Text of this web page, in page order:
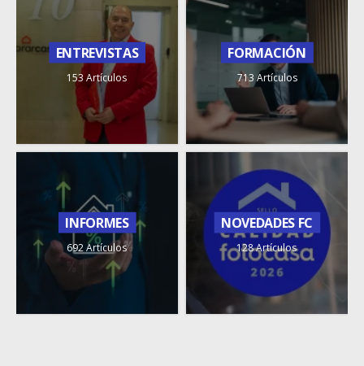
ENTREVISTAS
153 Artículos
FORMACIÓN
713 Artículos
INFORMES
692 Artículos
NOVEDADES FC
128 Artículos